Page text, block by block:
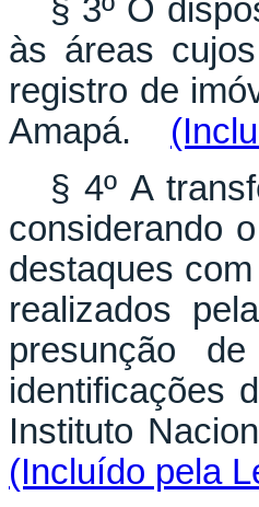
§ 3º O
às áreas
registro de
Amapá.
§ 4º A
considerando
destaques
realizados
presunção
identificações
Instituto
(Incluído pela